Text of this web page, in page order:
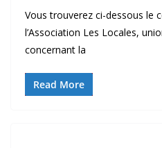
Vous trouverez ci-dessous le
l’Association Les Locales,
concernant la
Read More